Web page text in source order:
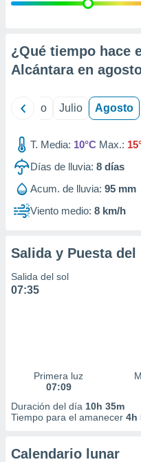
e
mediante
de
1199
¿Qué tiempo hace
Alcántara en
Junio Julio Agosto
T. Media: 10°C Max.:
Días de lluvia: 8 días
Acum. de lluvia: 95 mm
Viento medio: 8 km/h
Salida y Puesta del
Salida del sol
07:35
Primera luz
07:09
Duración del día 10h 35m
Tiempo para el amanecer 4h
Calendario lunar